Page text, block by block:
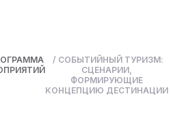
/ СОБЫТИЙНЫЙ ТУРИЗМ:
СЦЕНАРИИ,
ФОРМИРУЮЩИЕ
КОНЦЕПЦИЮ ДЕСТИНАЦИИ